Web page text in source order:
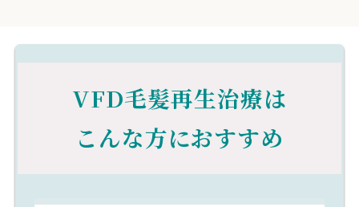
VFD毛髪再生治療は
こんな方におすすめ